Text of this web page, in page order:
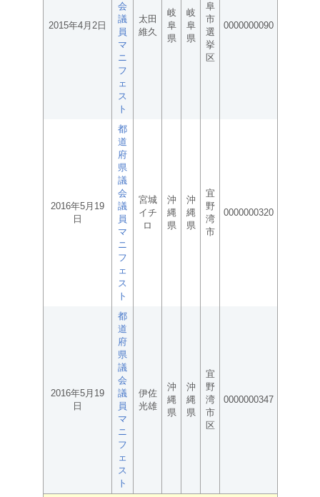
2015年4月2日
会
議
員
マ
ニ
フ
ェ
ス
ト
太田
維久
岐
阜
県
岐
阜
県
阜
市
選
挙
区
0000000090
2016年5月19
日
都
道
府
県
議
会
議
員
マ
ニ
フ
ェ
ス
ト
宮城
イチ
ロ
沖
縄
県
沖
縄
県
宜
野
湾
市
0000000320
2016年5月19
日
都
道
府
県
議
会
議
員
マ
ニ
フ
ェ
ス
ト
伊佐
光雄
沖
縄
県
沖
縄
県
宜
野
湾
市
区
0000000347